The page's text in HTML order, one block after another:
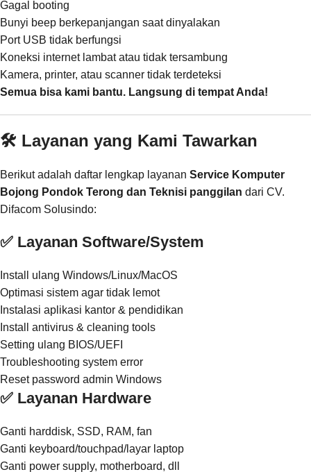
Gagal booting
Bunyi beep berkepanjangan saat dinyalakan
Port USB tidak berfungsi
Koneksi internet lambat atau tidak tersambung
Kamera, printer, atau scanner tidak terdeteksi
Semua bisa kami bantu. Langsung di tempat Anda!
🛠️ Layanan yang Kami Tawarkan
Berikut adalah daftar lengkap layanan Service Komputer
Bojong Pondok Terong dan Teknisi panggilan dari CV.
Difacom Solusindo:
✅ Layanan Software/System
Install ulang Windows/Linux/MacOS
Optimasi sistem agar tidak lemot
Instalasi aplikasi kantor & pendidikan
Install antivirus & cleaning tools
Setting ulang BIOS/UEFI
Troubleshooting system error
Reset password admin Windows
✅ Layanan Hardware
Ganti harddisk, SSD, RAM, fan
Ganti keyboard/touchpad/layar laptop
Ganti power supply, motherboard, dll